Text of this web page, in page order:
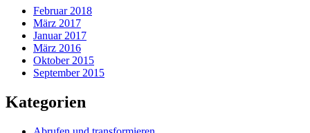
Februar 2018
März 2017
Januar 2017
März 2016
Oktober 2015
September 2015
Kategorien